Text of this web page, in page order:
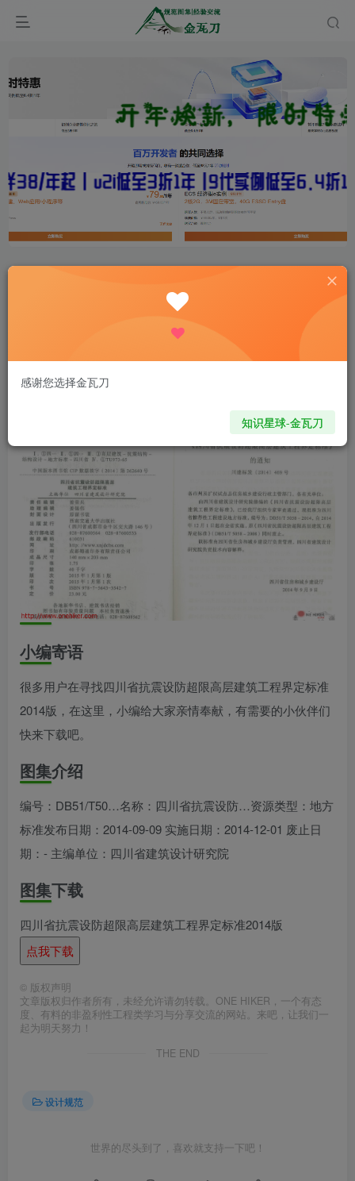
首页 规范图集 国家规范 设计规范 正文
四川省抗震设防超限高层建筑工程界定标准2014
onehiker 关注 私信
小编寄语
很多用户在寻找四川省抗震设防超限高层建筑工程界定标准
2014版，在这里，小编给大家亲情奉献，有需要的小伙伴们
快来下载吧。
图集介绍
编号： DB51/T50…名称： 四川省抗震设防…资源类型：地方
标准发布日期：2014-09-09 实施日期：2014-12-01 废止日
期：- 主编单位：四川省建筑设计研究院
图集下载
四川省抗震设防超限高层建筑工程界定标准2014版
点我下载
© 版权声明
文章版权归作者所有，未经允许请勿转载。ONE HIKER，一个有态
度、有料的非盈利性工程类学习与分享交流的网站。来吧，让我们一
起为明天努力！
THE END
设计规范
世界的尽头到了，喜欢就支持一下吧！
感谢您选择金瓦刀
知识星球-金瓦刀